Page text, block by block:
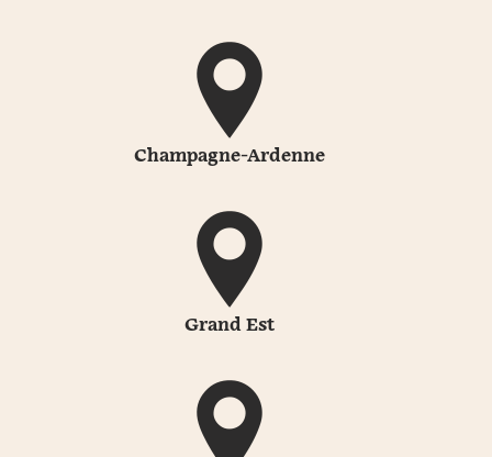
Champagne-Ardenne
Grand Est